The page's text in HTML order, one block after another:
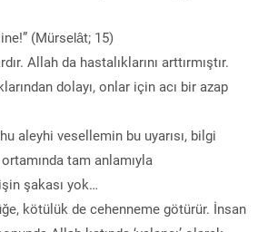
(Mürselât; 15)
Allah da hastalıklarını arttırmıştır.
dolayı, onlar için acı bir azap
aleyhi vesellemin bu uyarısı, bilgi
tam anlamıyla
şakası yok…
kötülük de cehenneme götürür. İnsan